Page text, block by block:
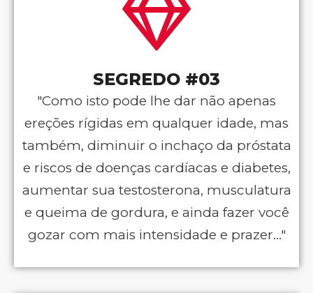
SEGREDO #03
"Como isto pode lhe dar não apenas
ereções rígidas em qualquer idade, mas
também, diminuir o inchaço da próstata
e riscos de doenças cardíacas e diabetes,
aumentar sua testosterona, musculatura
e queima de gordura, e ainda fazer você
gozar com mais intensidade e prazer..."